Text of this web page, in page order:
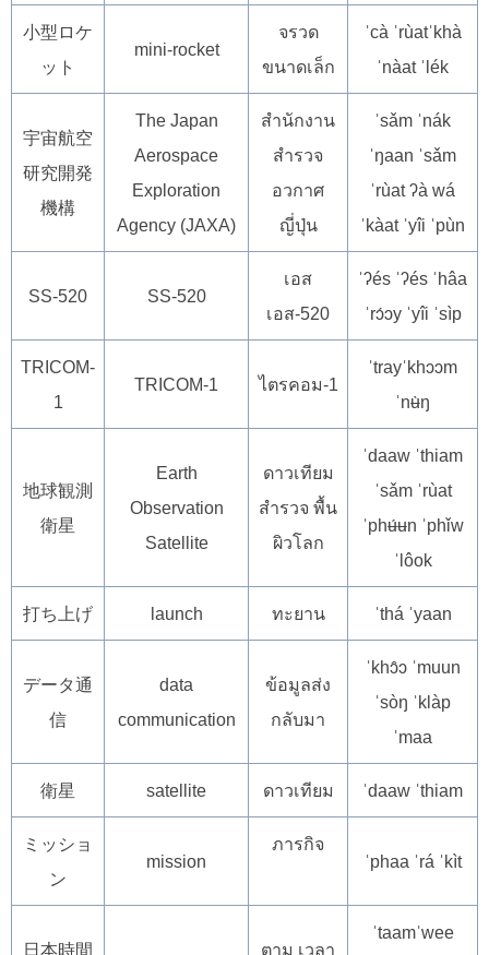
小型ロケ
ット
mini-rocket
จรวด
ขนาดเล็ก
ˈcà ˈrùatˈkhà
ˈnàat ˈlék
宇宙航空
研究開発
機構
The Japan
Aerospace
Exploration
Agency (JAXA)
สำนักงาน
สำรวจ
อวกาศ
ญี่ปุ่น
ˈsǎm ˈnák
ˈŋaan ˈsǎm
ˈrùat ʔà wá
ˈkàat ˈyîi ˈpùn
SS-520 SS-520
เอส
เอส-520
ˈʔés ˈʔés ˈhâa
ˈrɔ́ɔy ˈyîi ˈsìp
TRICOM-
1
TRICOM-1 ไตรคอม-1
ˈtrayˈkhɔɔm
ˈnʉ̀ŋ
地球観測
衛星
Earth
Observation
Satellite
ดาวเทียม
สำรวจ พื้น
ผิวโลก
ˈdaaw ˈthiam
ˈsǎm ˈrùat
ˈphʉ́ʉn ˈphǐw
ˈlôok
打ち上げ launch ทะยาน ˈthá ˈyaan
データ通
信
data
communication
ข้อมูลส่ง
กลับมา
ˈkhɔ̂ɔ ˈmuun
ˈsòŋ ˈklàp
ˈmaa
衛星 satellite ดาวเทียม ˈdaaw ˈthiam
ミッショ
ン
mission
ภารกิจ
ˈphaa ˈrá ˈkìt
日本時間
ตาม เวลา
ˈtaamˈwee